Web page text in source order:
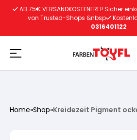
Vorbereitung
Lacke
AB 75€ VERSANDKOSTENFREI! Sicher
von Trusted-Shops &nbsp
0316401122
Home»Shop»Kreidezeit Pigment